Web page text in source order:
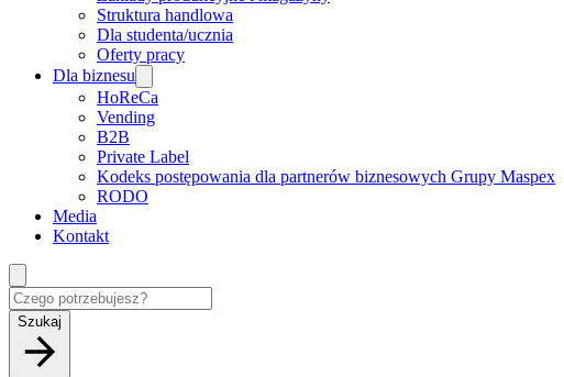
Struktura handlowa
Dla studenta/ucznia
Oferty pracy
Dla biznesu
HoReCa
Vending
B2B
Private Label
Kodeks postępowania dla partnerów biznesowych Grupy Maspex
RODO
Media
Kontakt
Szukaj